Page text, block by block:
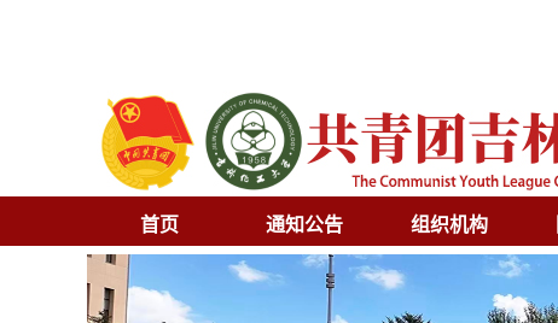
首页 通知公告 组织机构